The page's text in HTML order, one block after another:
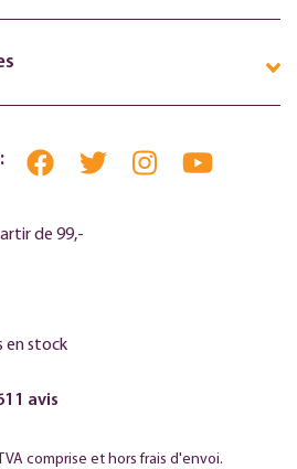
de 99,-
en stock
avis
comprise et hors frais d'envoi.